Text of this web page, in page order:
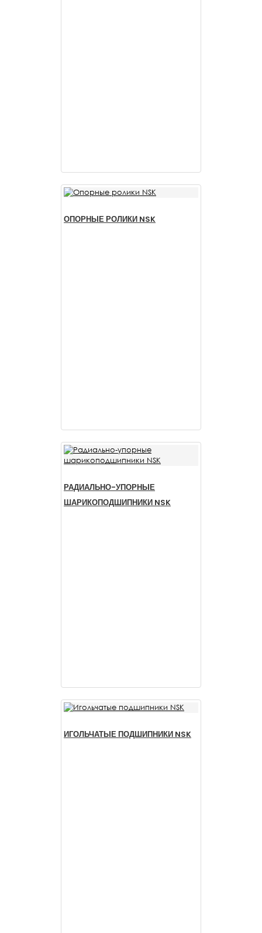
ОПОРНЫЕ РОЛИКИ NSK
РАДИАЛЬНО-УПОРНЫЕ
ШАРИКОПОДШИПНИКИ NSK
ИГОЛЬЧАТЫЕ ПОДШИПНИКИ NSK